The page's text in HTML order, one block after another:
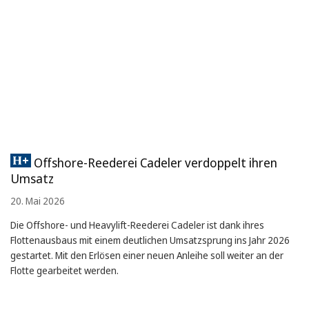
Offshore-Reederei Cadeler verdoppelt ihren
Umsatz
20. Mai 2026
Die Offshore- und Heavylift-Reederei Cadeler ist dank ihres
Flottenausbaus mit einem deutlichen Umsatzsprung ins Jahr 2026
gestartet. Mit den Erlösen einer neuen Anleihe soll weiter an der
Flotte gearbeitet werden.